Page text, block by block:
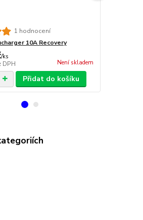
1 hodnocení
10A Recovery
/ks
DPH Není skladem
Přidat do košíku